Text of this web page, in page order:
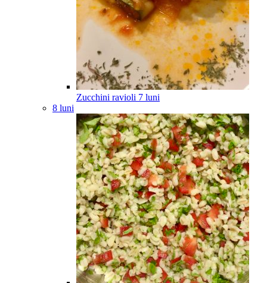
Zucchini ravioli 7 luni
8 luni